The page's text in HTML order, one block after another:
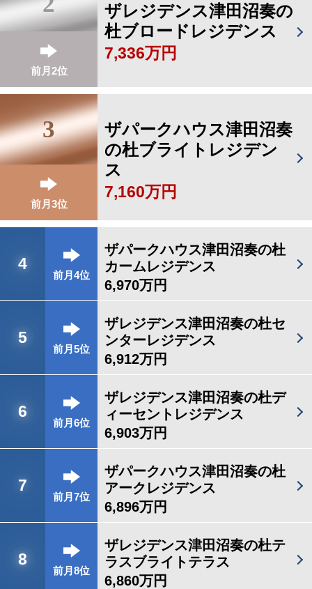
前月2位
ザレジデンス津田沼奏の
杜ブロードレジデンス
7,336万円
3
前月3位
ザパークハウス津田沼奏
の杜ブライトレジデン
ス
7,160万円
4
前月4位
ザパークハウス津田沼奏の杜
カームレジデンス
6,970万円
5
前月5位
ザレジデンス津田沼奏の杜セ
ンターレジデンス
6,912万円
6
前月6位
ザレジデンス津田沼奏の杜デ
ィーセントレジデンス
6,903万円
7
前月7位
ザパークハウス津田沼奏の杜
アークレジデンス
6,896万円
8
前月8位
ザレジデンス津田沼奏の杜テ
ラスブライトテラス
6,860万円